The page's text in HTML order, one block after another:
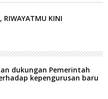
RIWAYATMU KINI
dukungan Pemerintah
kepengurusan baru
Indonesia (KONI) Kota